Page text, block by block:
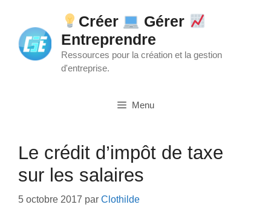
contenu
Créer
Gérer
Entreprendre
Ressources pour la création et la gestion
d'entreprise.
Menu
Le crédit d’impôt de taxe
sur les salaires
5 octobre 2017 par Clothilde